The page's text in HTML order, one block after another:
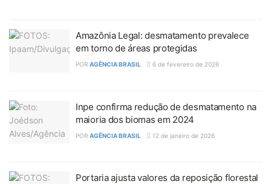
Amazônia Legal: desmatamento prevalece
em torno de áreas protegidas
POR AGÊNCIA BRASIL 6 de fevereiro de 2026
Inpe confirma redução de desmatamento na
maioria dos biomas em 2024
POR AGÊNCIA BRASIL 12 de janeiro de 2026
Portaria ajusta valores da reposição florestal